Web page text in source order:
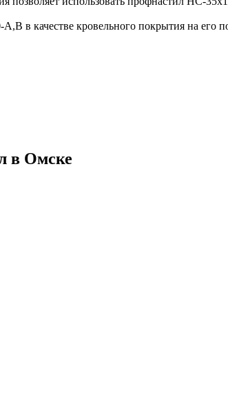
в качестве кровельного покрытия на его
в Омске